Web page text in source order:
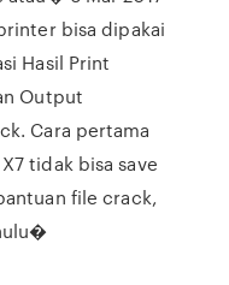
bisa dipakai
Hasil Print
Output
Cara pertama
tidak bisa save
file crack,